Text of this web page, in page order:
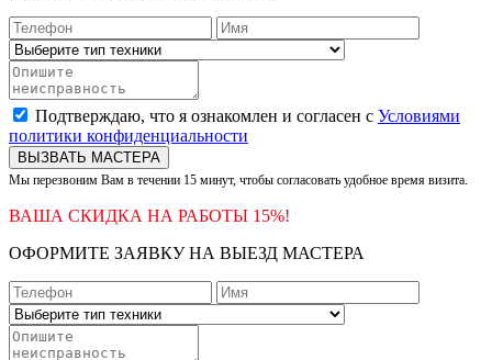
Подтверждаю, что я ознакомлен и согласен с Условиями
политики конфиденциальности
ВЫЗВАТЬ МАСТЕРА
Мы перезвоним Вам в течении 15 минут, чтобы согласовать удобное время визита.
ВАША СКИДКА НА РАБОТЫ 15%!
ОФОРМИТЕ ЗАЯВКУ НА ВЫЕЗД МАСТЕРА